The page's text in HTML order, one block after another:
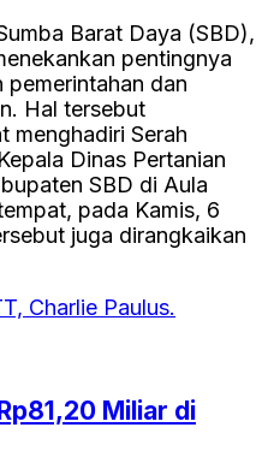
Barat Daya (SBD),
pentingnya
pemerintahan dan
Hal tersebut
menghadiri Serah
Dinas Pertanian
SBD di Aula
pada Kamis, 6
juga dirangkaikan
Miliar di